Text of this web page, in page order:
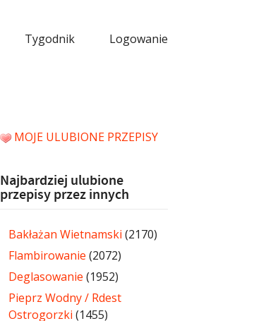
Tygodnik Logowanie
MOJE ULUBIONE PRZEPISY
Najbardziej ulubione
przepisy przez innych
Bakłażan Wietnamski (2170)
Flambirowanie (2072)
Deglasowanie (1952)
Pieprz Wodny / Rdest
Ostrogorzki (1455)